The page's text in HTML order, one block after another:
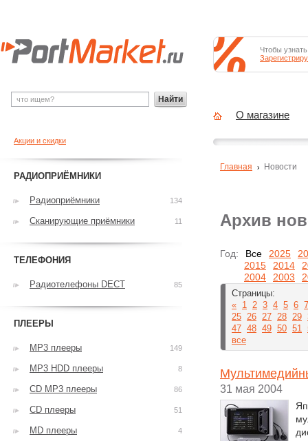
Архив
Год: Все 2025
2015
2014
2004
2003
Страницы:
« 1 2 3 4 5 6 7
25 26 27 28 29
47 48 49 50 51
все
31 мая 2004
Главная Новости
Акции и скидки
РАДИОПРИЁМНИКИ
Радиоприёмники 134
Сканирующие приёмники 11
ТЕЛЕФОНИЯ
Радиотелефоны DECT 85
ПЛЕЕРЫ
MP3 плееры 149
MP3 HDD плееры 8
CD MP3 плееры 86
CD плееры 51
MD плееры 4
Найти
Чтобы
О магазине